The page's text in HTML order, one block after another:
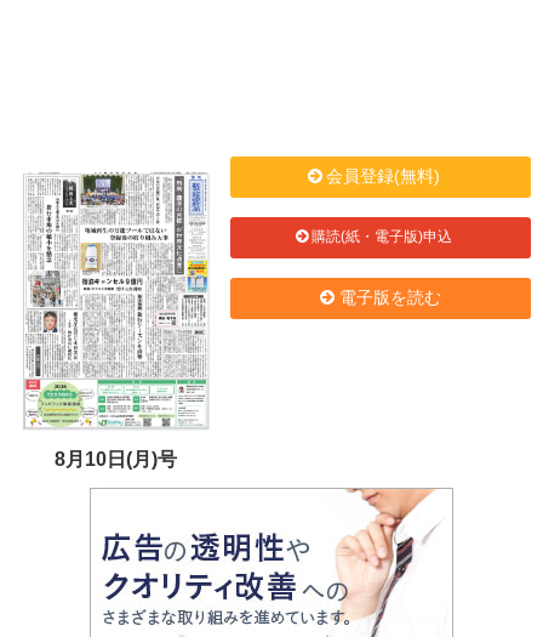
8月10日(月)号
会員登録(無料)
購読(紙・電子版)申込
電子版を読む